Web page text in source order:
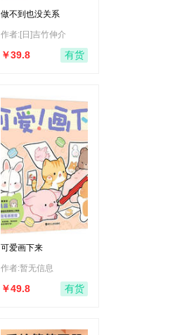
做不到也没关系
作者:[日]吉竹伸介
￥39.8 有货
可爱画下来
作者:暂无信息
￥49.8 有货